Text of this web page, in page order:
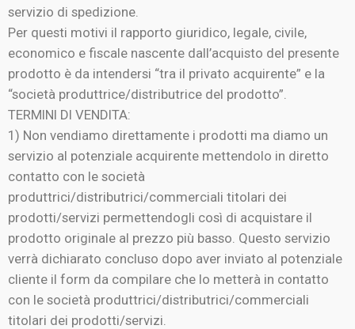
servizio di spedizione.
Per questi motivi il rapporto giuridico, legale, civile,
economico e fiscale nascente dall’acquisto del presente
prodotto è da intendersi “tra il privato acquirente” e la
“società produttrice/distributrice del prodotto”.
TERMINI DI VENDITA:
1) Non vendiamo direttamente i prodotti ma diamo un
servizio al potenziale acquirente mettendolo in diretto
contatto con le società
produttrici/distributrici/commerciali titolari dei
prodotti/servizi permettendogli così di acquistare il
prodotto originale al prezzo più basso. Questo servizio
verrà dichiarato concluso dopo aver inviato al potenziale
cliente il form da compilare che lo metterà in contatto
con le società produttrici/distributrici/commerciali
titolari dei prodotti/servizi.